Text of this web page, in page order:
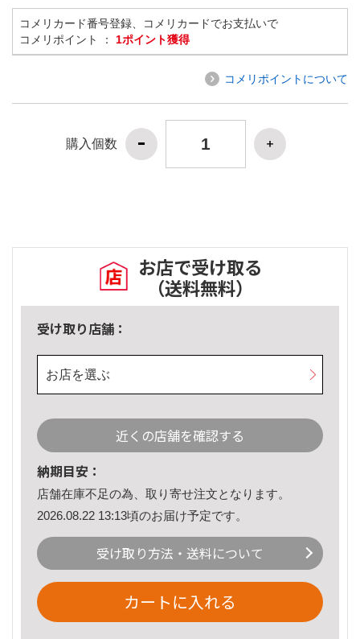
コメリカード番号登録、コメリカードでお支払いで
コメリポイント ： 1ポイント獲得
コメリポイントについて
購入個数
お店で受け取る
（送料無料）
受け取り店舗：
お店を選ぶ
近くの店舗を確認する
納期目安：
店舗在庫不足の為、取り寄せ注文となります。
2026.08.22 13:13頃のお届け予定です。
受け取り方法・送料について
カートに入れる